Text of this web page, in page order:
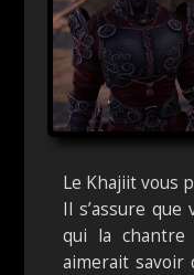
Le Khajiit vous
Il s’assure
qui la
aimerait savoir